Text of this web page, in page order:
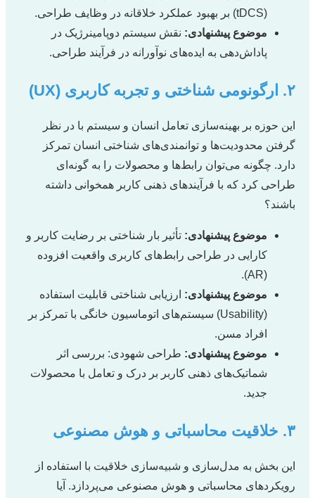
(tDCS) بر بهبود عملکرد خلاقانه در وظایف طراحی.
موضوع پیشنهادی: نقش سیستم دوپامینرژیک در
پاداش‌دهی به ایده‌های نوآورانه در فرآیند طراحی.
۲. ارگونومی شناختی و تجربه کاربری (UX)
این حوزه بر بهینه‌سازی تعامل انسان و سیستم با در نظر
گرفتن محدودیت‌ها و توانمندی‌های شناختی انسان تمرکز
دارد. چگونه می‌توان رابط‌ها و محصولات را به گونه‌ای
طراحی کرد که با فرآیندهای ذهنی کاربر همخوانی داشته
باشند؟
موضوع پیشنهادی: تأثیر بار شناختی بر رضایت کاربر و
کارایی در طراحی رابط‌های کاربری واقعیت افزوده
(AR).
موضوع پیشنهادی: ارزیابی شناختی قابلیت استفاده
(Usability) سیستم‌های اتوماسیون خانگی با تمرکز بر
افراد مسن.
موضوع پیشنهادی: طراحی شهودی: بررسی اثر
شماتیک‌های ذهنی کاربر بر درک و تعامل با محصولات
جدید.
۳. خلاقیت محاسباتی و هوش مصنوعی
این بخش به مدل‌سازی و شبیه‌سازی خلاقیت با استفاده از
رویکردهای محاسباتی و هوش مصنوعی می‌پردازد. آیا